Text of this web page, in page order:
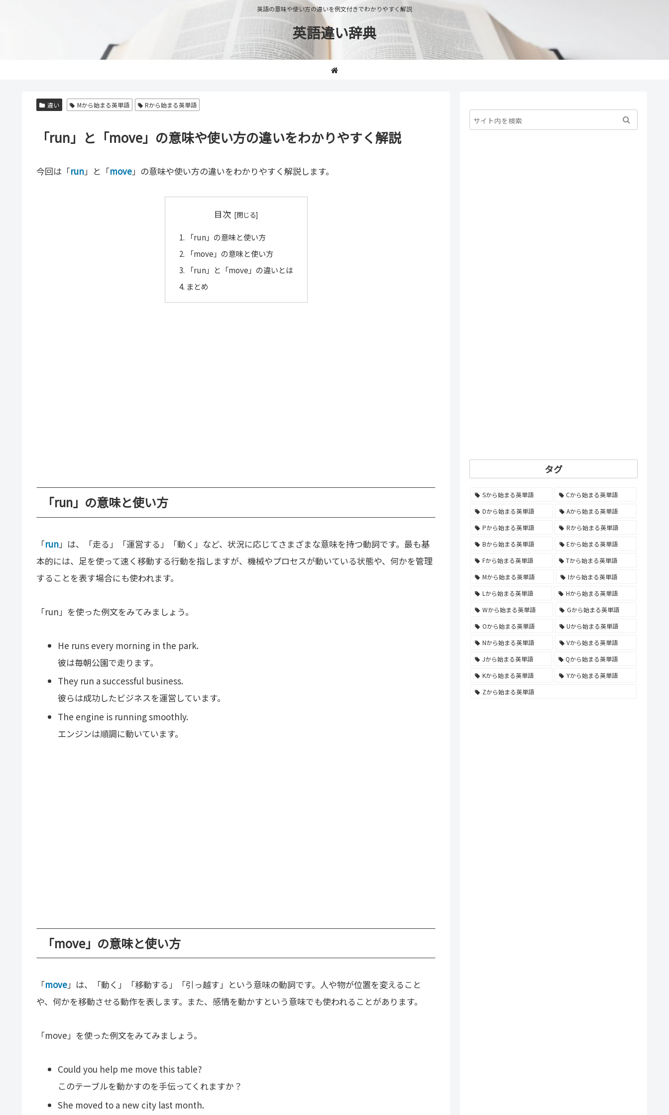
英語の意味や使い方の違いを例文付きでわかりやすく解説
英語違い辞典
違い Mから始まる英単語 Rから始まる英単語
「run」と「move」の意味や使い方の違いをわかりやすく解説
今回は「run」と「move」の意味や使い方の違いをわかりやすく解説します。
目次
「run」の意味と使い方
「move」の意味と使い方
「run」と「move」の違いとは
まとめ
「run」の意味と使い方
「run」は、「走る」「運営する」「動く」など、状況に応じてさまざまな意味を持つ動詞です。最も基
本的には、足を使って速く移動する行動を指しますが、機械やプロセスが動いている状態や、何かを管理
することを表す場合にも使われます。
「run」を使った例文をみてみましょう。
He runs every morning in the park.
彼は毎朝公園で走ります。
They run a successful business.
彼らは成功したビジネスを運営しています。
The engine is running smoothly.
エンジンは順調に動いています。
「move」の意味と使い方
「move」は、「動く」「移動する」「引っ越す」という意味の動詞です。人や物が位置を変えること
や、何かを移動させる動作を表します。また、感情を動かすという意味でも使われることがあります。
「move」を使った例文をみてみましょう。
Could you help me move this table?
このテーブルを動かすのを手伝ってくれますか？
She moved to a new city last month.
タグ
Sから始まる英単語
Cから始まる英単語
Dから始まる英単語
Aから始まる英単語
Pから始まる英単語
Rから始まる英単語
Bから始まる英単語
Eから始まる英単語
Fから始まる英単語
Tから始まる英単語
Mから始まる英単語
Iから始まる英単語
Lから始まる英単語
Hから始まる英単語
Wから始まる英単語
Gから始まる英単語
Oから始まる英単語
Uから始まる英単語
Nから始まる英単語
Vから始まる英単語
Jから始まる英単語
Qから始まる英単語
Kから始まる英単語
Yから始まる英単語
Zから始まる英単語